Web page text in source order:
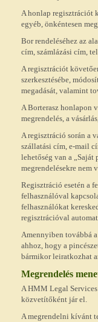
A honlap regisztrációt
egyéb, önkéntesen
Bor rendeléséhez az
cím, számlázási cím,
A regisztrációt
szerkesztésébe,
megadását, valamint
A Borterasz honlapon
megrendelés, a
A regisztráció során a
szállatási cím, e-mail
lehetőség van a „Saját
megrendelésekre nem
Regisztráció esetén a
felhasználóval
felhasználókat
regisztrációval
Amennyiben továbbá
ahhoz, hogy a
bármikor leiratkozhat
Megrendelés
A HMM Legal
közvetítőként jár el.
A megrendelni kívánt